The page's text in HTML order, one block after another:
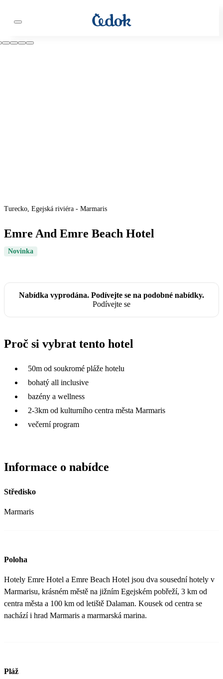
Turecko, Egejská riviéra - Marmaris
Emre And Emre Beach Hotel
Novinka
Nabídka vyprodána. Podívejte se na podobné nabídky.
Podívejte se
Proč si vybrat tento hotel
50m od soukromé pláže hotelu
bohatý all inclusive
bazény a wellness
2-3km od kulturního centra města Marmaris
večerní program
Informace o nabídce
Středisko
Marmaris
Poloha
Hotely Emre Hotel a Emre Beach Hotel jsou dva sousední hotely v
Marmarisu, krásném městě na jižním Egejském pobřeží, 3 km od
centra města a 100 km od letiště Dalaman. Kousek od centra se
nachází i hrad Marmaris a marmarská marina.
Pláž